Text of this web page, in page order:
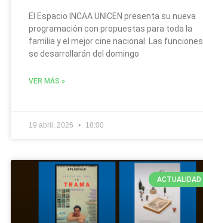
El Espacio INCAA UNICEN presenta su nueva
programación con propuestas para toda la
familia y el mejor cine nacional. Las funciones
se desarrollarán del domingo
VER MÁS »
19 abril, 2026 18:00
ACTUALIDAD